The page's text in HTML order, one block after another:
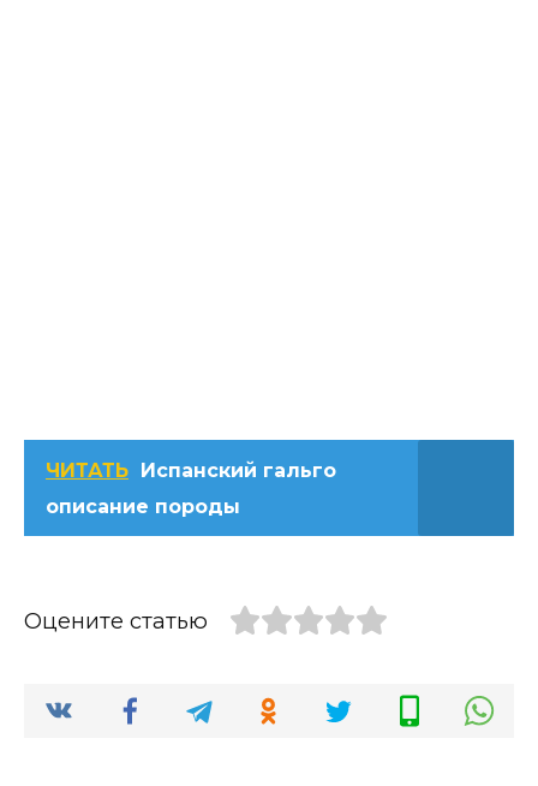
ЧИТАТЬ
Испанский гальго
описание породы
Оцените статью